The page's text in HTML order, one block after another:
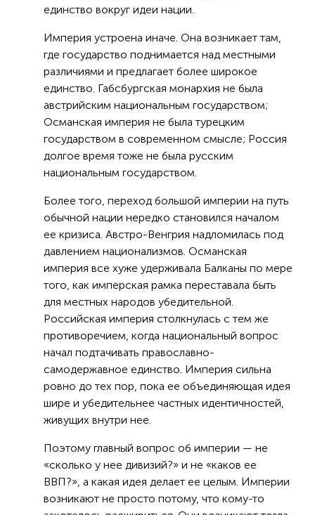
единство вокруг идеи нации.
Империя устроена иначе. Она возникает там,
где государство поднимается над местными
различиями и предлагает более широкое
единство. Габсбургская монархия не была
австрийским национальным государством;
Османская империя не была турецким
государством в современном смысле; Россия
долгое время тоже не была русским
национальным государством.
Более того, переход большой империи на путь
обычной нации нередко становился началом
ее кризиса. Австро-Венгрия надломилась под
давлением национализмов. Османская
империя все хуже удерживала Балканы по мере
того, как имперская рамка переставала быть
для местных народов убедительной.
Российская империя столкнулась с тем же
противоречием, когда национальный вопрос
начал подтачивать православно-
самодержавное единство. Империя сильна
ровно до тех пор, пока ее объединяющая идея
шире и убедительнее частных идентичностей,
живущих внутри нее.
Поэтому главный вопрос об империи — не
«сколько у нее дивизий?» и не «каков ее
ВВП?», а какая идея делает ее целым. Империи
возникают не просто потому, что кому-то